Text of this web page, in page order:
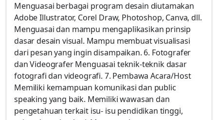
Menguasai berbagai program desain diutamakan
Adobe Illustrator, Corel Draw, Photoshop, Canva, dll.
Menguasai dan mampu mengaplikasikan prinsip
dasar desain visual. Mampu membuat visualisasi
dari pesan yang ingin disampaikan. 6. Fotografer
dan Videografer Menguasai teknik-teknik dasar
fotografi dan videografi. 7. Pembawa Acara/Host
Memiliki kemampuan komunikasi dan public
speaking yang baik. Memiliki wawasan dan
pengetahuan terkait isu- isu pendidikan tinggi,